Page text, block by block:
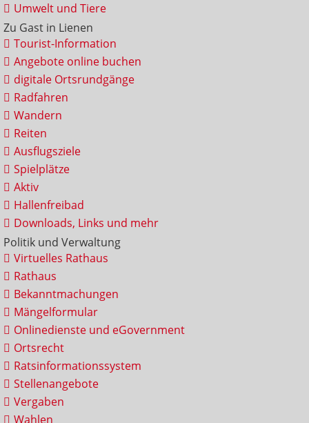
Umwelt und Tiere
Zu Gast in Lienen
Tourist-Information
Angebote online buchen
digitale Ortsrundgänge
Radfahren
Wandern
Reiten
Ausflugsziele
Spielplätze
Aktiv
Hallenfreibad
Downloads, Links und mehr
Politik und Verwaltung
Virtuelles Rathaus
Rathaus
Bekanntmachungen
Mängelformular
Onlinedienste und eGovernment
Ortsrecht
Ratsinformationssystem
Stellenangebote
Vergaben
Wahlen